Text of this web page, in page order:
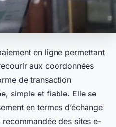
en ligne permettant
aux coordonnées
de transaction
simple et fiable. Elle se
en termes d’échange
des sites e-